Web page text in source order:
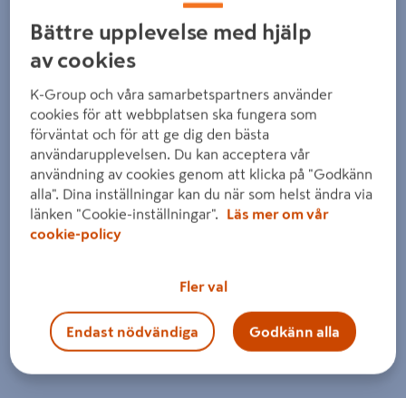
Bättre upplevelse med hjälp
av cookies
K-Group och våra samarbetspartners använder
cookies för att webbplatsen ska fungera som
förväntat och för att ge dig den bästa
användarupplevelsen. Du kan acceptera vår
användning av cookies genom att klicka på "Godkänn
alla". Dina inställningar kan du när som helst ändra via
länken "Cookie-inställningar".
Läs mer om vår
cookie-policy
Fler val
Endast nödvändiga Godkänn alla